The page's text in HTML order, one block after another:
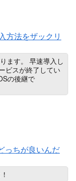
方法をザックリ
ます。 早速導入し
ビスが終了してい
の後継で
っちが良いんだ